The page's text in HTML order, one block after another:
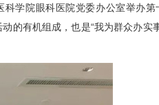
学院眼科医院党委办公室举办第
的有机组成，也是“我为群众办实